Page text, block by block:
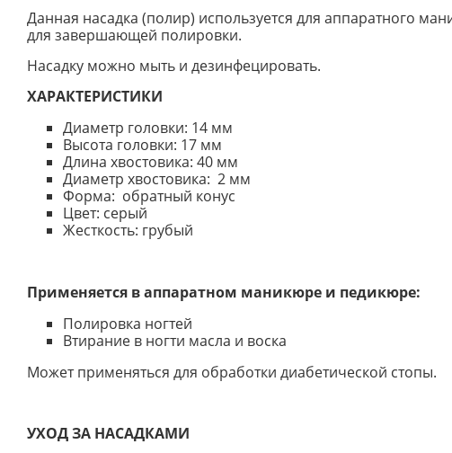
Данная насадка (полир) используется для аппаратного
для завершающей полировки.
Насадку можно мыть и дезинфецировать.
ХАРАКТЕРИСТИКИ
Диаметр головки: 14 мм
Высота головки: 17 мм
Длина хвостовика: 40 мм
Диаметр хвостовика: 2 мм
Форма: обратный конус
Цвет: серый
Жесткость: грубый
Применяется в аппаратном маникюре и педикюре:
Полировка ногтей
Втирание в ногти масла и воска
Может применяться для обработки диабетической стопы.
УХОД ЗА НАСАДКАМИ